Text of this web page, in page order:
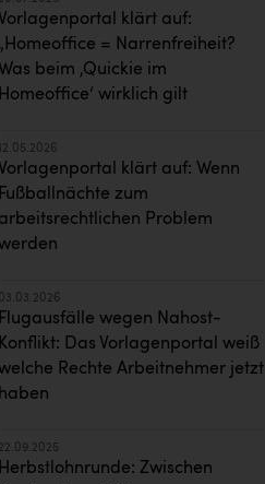
Vorlagenportal klärt auf:
„Homeoffice = Narrenfreiheit?
Was beim ‚Quickie im
Homeoffice‘ wirklich gilt
12.05.2026
Vorlagenportal klärt auf: Wenn
Fußballnächte zum
arbeitsrechtlichen Problem
03.03.2026
Flugausfälle wegen Nahost-
Konflikt: Das Vorlagenportal weiß
Rechte Arbeitnehmer jetzt
haben
22.09.2025
Herbstlohnrunde: Zwischen